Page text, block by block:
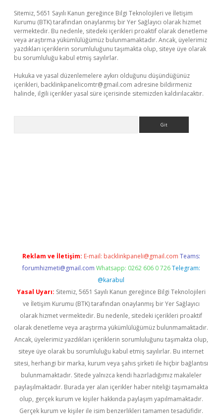
Sitemiz, 5651 Sayılı Kanun gereğince Bilgi Teknolojileri ve İletişim
Kurumu (BTK) tarafından onaylanmış bir Yer Sağlayıcı olarak hizmet
vermektedir. Bu nedenle, sitedeki içerikleri proaktif olarak denetleme
veya araştırma yükümlülüğümüz bulunmamaktadır. Ancak, üyelerimiz
yazdıkları içeriklerin sorumluluğunu taşımakta olup, siteye üye olarak
bu sorumluluğu kabul etmiş sayılırlar.
Hukuka ve yasal düzenlemelere aykırı olduğunu düşündüğünüz
içerikleri, backlinkpanelicomtr@gmail.com adresine bildirmeniz
halinde, ilgili içerikler yasal süre içerisinde sitemizden kaldırılacaktır.
Reklam ve İletişim: E-mail: backlinkpaneli@gmail.com Teams:
forumhizmeti@gmail.com Whatsapp: 0262 606 0 726 Telegram:
@karabul
Yasal Uyarı: Sitemiz, 5651 Sayılı Kanun gereğince Bilgi Teknolojileri
ve İletişim Kurumu (BTK) tarafından onaylanmış bir Yer Sağlayıcı
olarak hizmet vermektedir. Bu nedenle, sitedeki içerikleri proaktif
olarak denetleme veya araştırma yükümlülüğümüz bulunmamaktadır.
Ancak, üyelerimiz yazdıkları içeriklerin sorumluluğunu taşımakta olup,
siteye üye olarak bu sorumluluğu kabul etmiş sayılırlar. Bu internet
sitesi, herhangi bir marka, kurum veya şahıs şirketi ile hiçbir bağlantısı
bulunmamaktadır. Sitede yalnızca kendi hazırladığımız makaleler
paylaşılmaktadır. Burada yer alan içerikler haber niteliği taşımamakta
olup, gerçek kurum ve kişiler hakkında paylaşım yapılmamaktadır.
Gerçek kurum ve kişiler ile isim benzerlikleri tamamen tesadüfidir.